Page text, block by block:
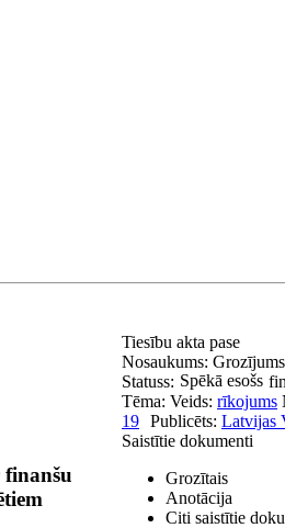
Tiesību akta pase
Nosaukums:
Statuss: Spēkā esošs
Veids: rīkojums
Tēma:
19 Publicēts: Latvijas
Saistītie dokumenti
Grozītais
Anotācija
Citi saistītie